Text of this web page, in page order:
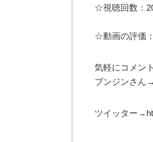
☆視聴回数：
☆動画の評価
気軽にコメン
ブンジンさん
ツイッター